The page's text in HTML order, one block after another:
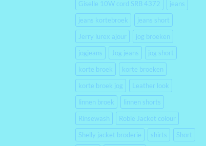
Giselle 10W cord SRB 4372
jeans
jeans kortebroek
jeans short
Jerry lurex ajour
jog broeken
jogjeans
Jog jeans
jog short
korte broek
korte broeken
korte broek jog
Leather look
linnen broek
linnen shorts
Rinsewash
Robie Jacket colour
Shelly jacket broderie
shirts
Short